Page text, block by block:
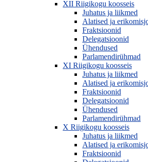
XII Riigikogu koosseis
Juhatus ja liikmed
Alatised ja
Fraktsioonid
Delegatsioonid
Ühendused
Parlamendirühmad
XI Riigikogu koosseis
Juhatus ja liikmed
Alatised ja
Fraktsioonid
Delegatsioonid
Ühendused
Parlamendirühmad
X Riigikogu koosseis
Juhatus ja liikmed
Alatised ja
Fraktsioonid